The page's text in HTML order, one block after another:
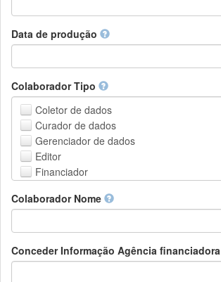
Armenian
Assamese
Avaric
Aymara
Azerbaijani
Bambara
Bashkir
Basque
Belarusian
Bengali, Bangla
Bislama
Breton
Bulgarian
Burmese
Data de produção
Colaborador Tipo
Coletor de dados
Curador de dados
Gerenciador de dados
Editor
Financiador
Líder do projeto
Membro do projeto
Pessoa Relacionada
Pesquisador
Colaborador Nome
Conceder Informação Agência financiadora